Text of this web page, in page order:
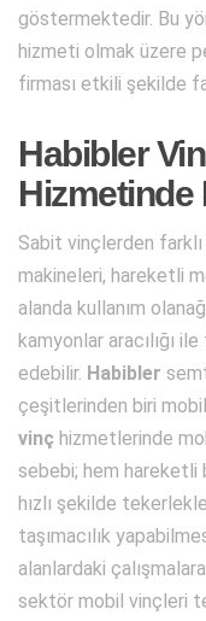
göstermektedir. Bu
hizmeti olmak üzere
firması etkili şekilde
Habibler
Hizmetinde
Sabit vinçlerden
makineleri, hareketli
alanda kullanım
kamyonlar aracılığı
edebilir. Habibler
çeşitlerinden biri
vinç hizmetlerinde
sebebi; hem hareketli
hızlı şekilde
taşımacılık
alanlardaki
sektör mobil vinçleri